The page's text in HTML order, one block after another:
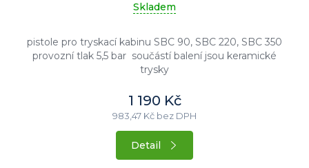
Skladem
pistole pro tryskací kabinu SBC 90, SBC 220, SBC 350
provozní tlak 5,5 bar součástí balení jsou keramické
trysky
1 190 Kč
983,47 Kč bez DPH
Detail